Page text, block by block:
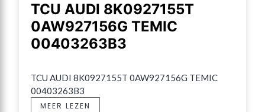
TCU AUDI 8K0927155T
0AW927156G TEMIC
00403263B3
TCU AUDI 8K0927155T 0AW927156G TEMIC
00403263B3
MEER LEZEN